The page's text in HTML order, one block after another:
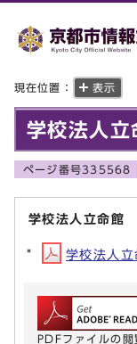
現在位置： 表示
学校法人立
ページ番号335568
学校法人立命館
学校法人
PDFファイルの